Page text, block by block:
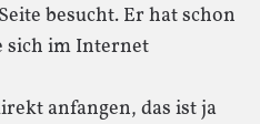
besucht. Er hat schon
sich im Internet
anfangen, das ist ja